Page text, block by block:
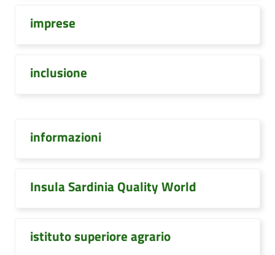
imprese
inclusione
informazioni
Insula Sardinia Quality World
istituto superiore agrario